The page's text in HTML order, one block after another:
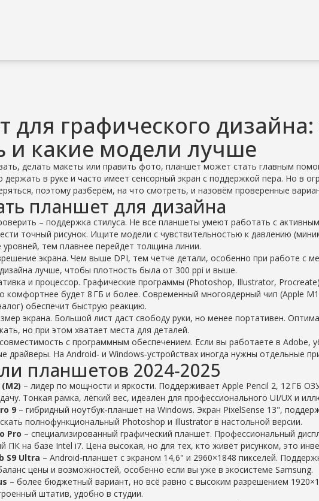
для графического дизайна:
и какие модели лучше
делать макеты или править фото, планшет может стать главным
держать в руке и часто имеет сенсорный экран с поддержкой пера. Но в
поэтому разберём, на что смотреть, и назовём проверенные
планшет для дизайна
– поддержка стилуса. Не все планшеты умеют работать с
точный рисунок. Ищите модели с чувствительностью к давлению
тем плавнее перейдет толщина линии.
экрана. Чем выше DPI, тем четче детали, особенно при работе с
лучше, чтобы плотность была от 300 ppi и выше.
и процессор. Графические программы (Photoshop, Illustrator,
комфортнее будет 8 ГБ и более. Современный многоядерный чип (Apple
обеспечит быструю реакцию.
экрана. Большой лист даст свободу руки, но менее портативен.
но при этом хватает места для деталей.
с программным обеспечением. Если вы работаете в Adobe,
драйверы. На Android‑ и Windows‑устройствах иногда нужны отдельные
планшетов 2024‑2025
– лидер по мощности и яркости. Поддерживает Apple Pencil 2, 12 ГБ
Тонкая рамка, лёгкий вес, идеален для профессионального UI/UX и
9 – гибридный ноутбук‑планшет на Windows. Экран PixelSense 13",
полнофункциональный Photoshop и Illustrator в настольной версии.
Pro – специализированный графический планшет. Профессиональный
ПК на базе Intel i7. Цена высокая, но для тех, кто живёт рисунком, это
S9 Ultra – Android‑планшет с экраном 14,6" и 2960×1848 пикселей.
цены и возможностей, особенно если вы уже в экосистеме Samsung.
– более бюджетный вариант, но всё равно с высоким разрешением
штатив, удобно в студии.